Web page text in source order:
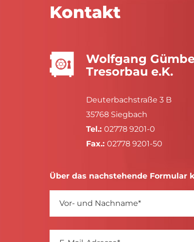
Kontakt
Wolfgang
Tresorbau e.K.
Deuterbachstraße 3 B
35768 Siegbach
Tel.: 02778 9201-0
Fax.: 02778 9201-50
Über das nachstehende Formular